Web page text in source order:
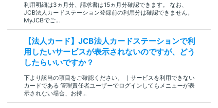
利用明細は3ヵ月分、請求書は15ヵ月分確認できます。 なお、
JCB法人カードステーション登録前の利用分は確認できません。
MyJCBでご...
【法人カード】JCB法人カードステーションで利
用したいサービスが表示されないのですが、どう
したらいいですか？
下より該当の項目をご確認ください。 ｜サービスを利用できない
カードである 管理責任者ユーザーでログインしてもメニューが表
示されない場合、お持...